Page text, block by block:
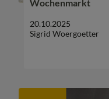
Wochenmarkt
20.10.2025
Sigrid Woergoetter